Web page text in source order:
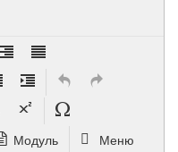
Модуль
Меню